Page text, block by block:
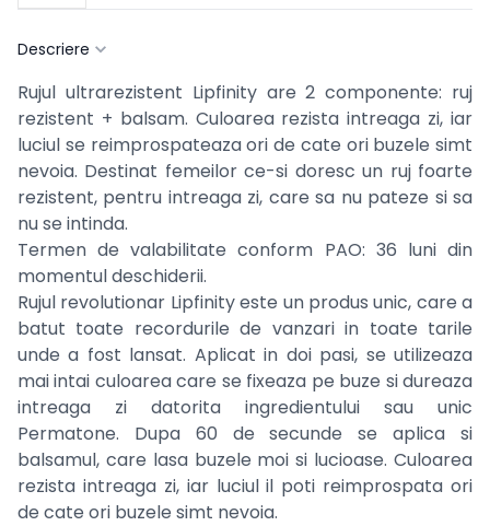
Descriere
Rujul ultrarezistent Lipfinity are 2 componente: ruj
rezistent + balsam. Culoarea rezista intreaga zi, iar
luciul se reimprospateaza ori de cate ori buzele simt
nevoia. Destinat femeilor ce-si doresc un ruj foarte
rezistent, pentru intreaga zi, care sa nu pateze si sa
nu se intinda.
Termen de valabilitate conform PAO: 36 luni din
momentul deschiderii.
Rujul revolutionar Lipfinity este un produs unic, care a
batut toate recordurile de vanzari in toate tarile
unde a fost lansat. Aplicat in doi pasi, se utilizeaza
mai intai culoarea care se fixeaza pe buze si dureaza
intreaga zi datorita ingredientului sau unic
Permatone. Dupa 60 de secunde se aplica si
balsamul, care lasa buzele moi si lucioase. Culoarea
rezista intreaga zi, iar luciul il poti reimprospata ori
de cate ori buzele simt nevoia.